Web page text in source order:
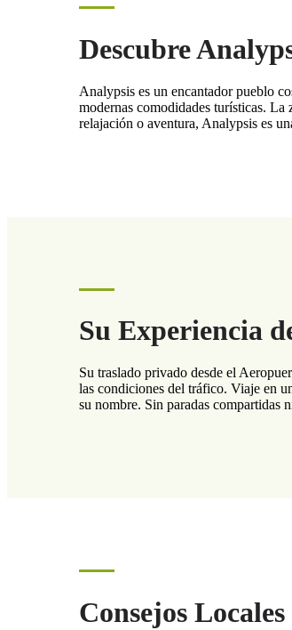
Descubre
Analypsis es un encantador pueblo
modernas comodidades turísticas. La
relajación o aventura, Analypsis es
Su Experiencia
Su traslado privado desde el
las condiciones del tráfico. Viaje en
su nombre. Sin paradas compartidas
Consejos